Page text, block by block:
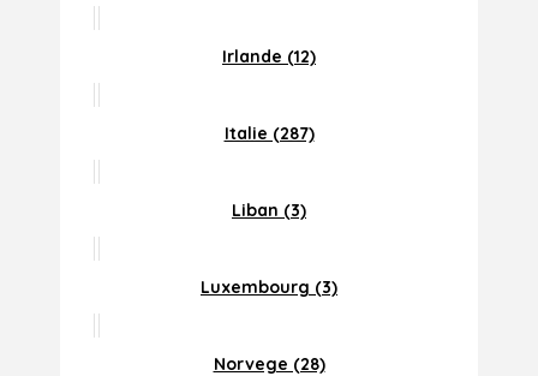
Irlande (12)
Italie (287)
Liban (3)
Luxembourg (3)
Norvege (28)